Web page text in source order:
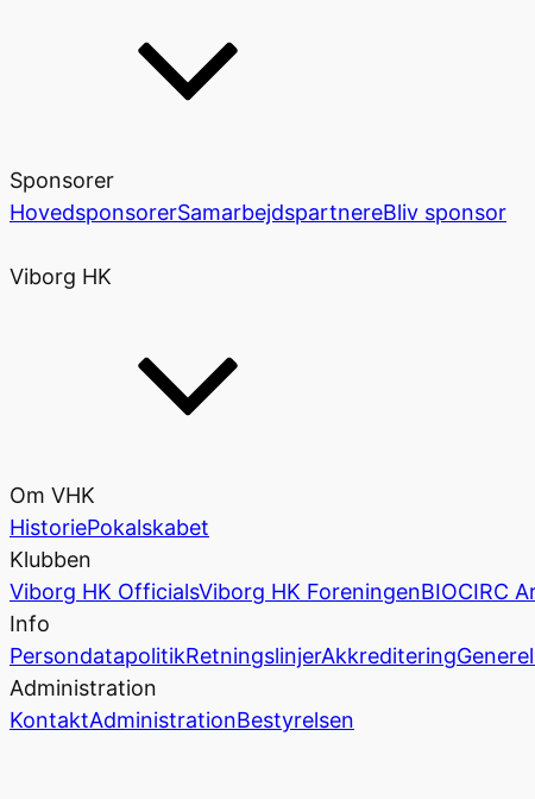
Sponsorer
HovedsponsorerSamarbejdspartnereBliv sponsor
Viborg HK
Om VHK
HistoriePokalskabet
Klubben
Viborg HK OfficialsViborg HK ForeningenBIOCIRC
Info
PersondatapolitikRetningslinjerAkkreditering
Administration
KontaktAdministrationBestyrelsen